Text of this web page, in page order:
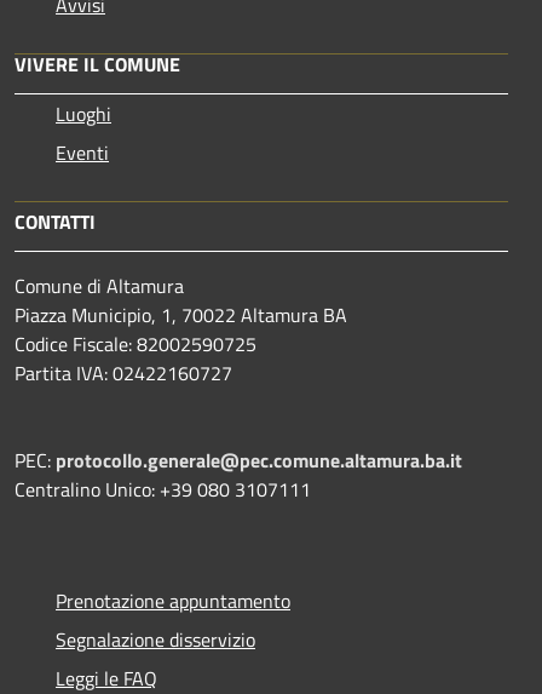
VIVERE IL COMUNE
Luoghi
Eventi
CONTATTI
Comune di Altamura
Piazza Municipio, 1, 70022 Altamura BA
Codice Fiscale: 82002590725
Partita IVA: 02422160727
PEC: protocollo.generale@pec.comune.altamura.ba.it
Centralino Unico: +39 080 3107111
Prenotazione appuntamento
Segnalazione disservizio
Leggi le FAQ